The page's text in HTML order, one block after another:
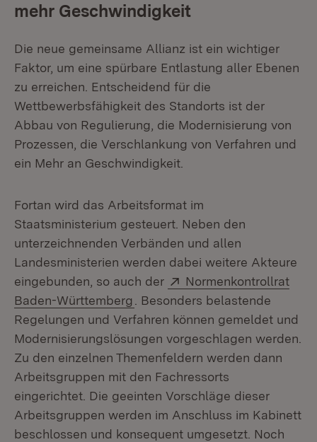
mehr Geschwindigkeit
Die neue gemeinsame Allianz ist ein wichtiger
Faktor, um eine spürbare Entlastung aller Ebenen
zu erreichen. Entscheidend für die
Wettbewerbsfähigkeit des Standorts ist der
Abbau von Regulierung, die Modernisierung von
Prozessen, die Verschlankung von Verfahren und
ein Mehr an Geschwindigkeit.
Fortan wird das Arbeitsformat im
Staatsministerium gesteuert. Neben den
unterzeichnenden Verbänden und allen
Landesministerien werden dabei weitere Akteure
eingebunden, so auch der
Extern:
Normenkontrollrat
Baden-Württemberg (Öffnet in neuem Fenster)
. Besonders belastende
Regelungen und Verfahren können gemeldet und
Modernisierungslösungen vorgeschlagen werden.
Zu den einzelnen Themenfeldern werden dann
Arbeitsgruppen mit den Fachressorts
eingerichtet. Die geeinten Vorschläge dieser
Arbeitsgruppen werden im Anschluss im Kabinett
beschlossen und konsequent umgesetzt. Noch